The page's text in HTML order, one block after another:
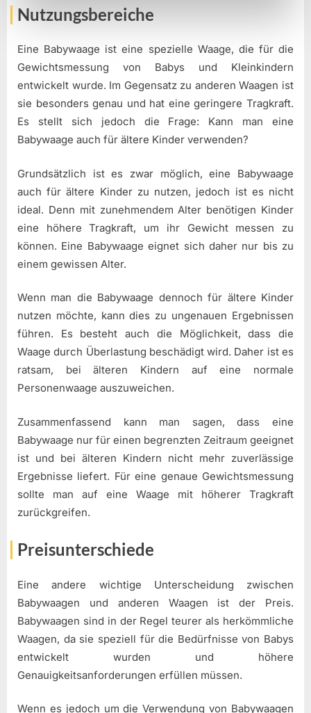
Nutzungsbereiche
Eine Babywaage ist eine spezielle Waage, die für die
Gewichtsmessung von Babys und Kleinkindern
entwickelt wurde. Im Gegensatz zu anderen Waagen ist
sie besonders genau und hat eine geringere Tragkraft.
Es stellt sich jedoch die Frage: Kann man eine
Babywaage auch für ältere Kinder verwenden?
Grundsätzlich ist es zwar möglich, eine Babywaage
auch für ältere Kinder zu nutzen, jedoch ist es nicht
ideal. Denn mit zunehmendem Alter benötigen Kinder
eine höhere Tragkraft, um ihr Gewicht messen zu
können. Eine Babywaage eignet sich daher nur bis zu
einem gewissen Alter.
Wenn man die Babywaage dennoch für ältere Kinder
nutzen möchte, kann dies zu ungenauen Ergebnissen
führen. Es besteht auch die Möglichkeit, dass die
Waage durch Überlastung beschädigt wird. Daher ist es
ratsam, bei älteren Kindern auf eine normale
Personenwaage auszuweichen.
Zusammenfassend kann man sagen, dass eine
Babywaage nur für einen begrenzten Zeitraum geeignet
ist und bei älteren Kindern nicht mehr zuverlässige
Ergebnisse liefert. Für eine genaue Gewichtsmessung
sollte man auf eine Waage mit höherer Tragkraft
zurückgreifen.
Preisunterschiede
Eine andere wichtige Unterscheidung zwischen
Babywaagen und anderen Waagen ist der Preis.
Babywaagen sind in der Regel teurer als herkömmliche
Waagen, da sie speziell für die Bedürfnisse von Babys
entwickelt wurden und höhere
Genauigkeitsanforderungen erfüllen müssen.
Wenn es jedoch um die Verwendung von Babywaagen